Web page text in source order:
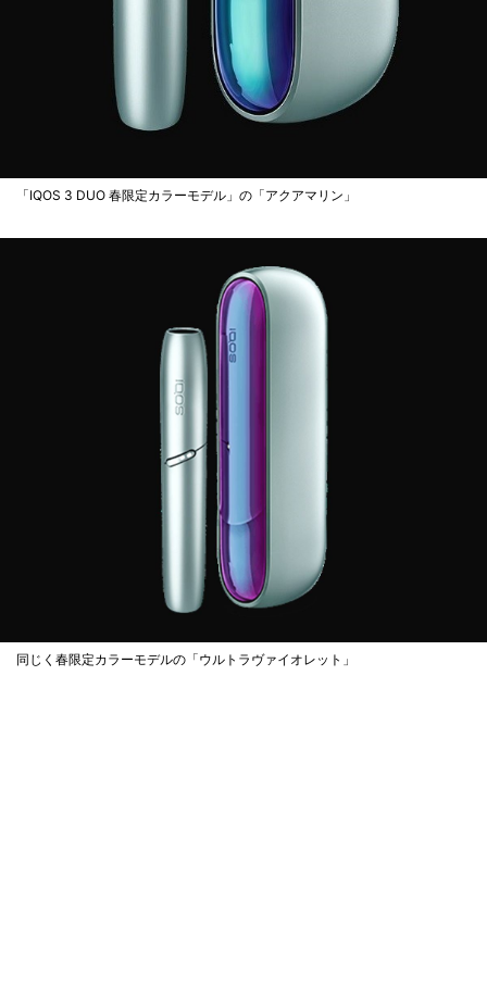
「IQOS 3 DUO 春限定カラーモデル」の「アクアマリン」
同じく春限定カラーモデルの「ウルトラヴァイオレット」